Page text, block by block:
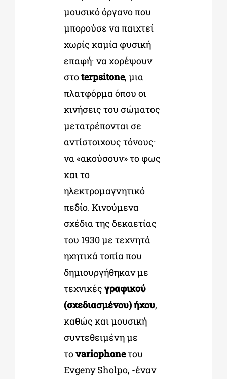
μουσικό όργανο που
μπορούσε να παιχτεί
χωρίς καμία φυσική
επαφή· να χορέψουν
στοterpsitone, μια
πλατφόρμα όπου οι
κινήσεις του σώματος
μετατρέπονται σε
αντίστοιχους τόνους·
να «ακούσουν» το φως
και το
ηλεκτρομαγνητικό
πεδίο. Κινούμενα
σχέδια της δεκαετίας
του 1930 με τεχνητά
ηχητικά τοπία που
δημιουργήθηκαν με
τεχνικές γραφικού
(σχεδιασμένου) ήχου,
καθώς και μουσική
συντεθειμένη με
τοvariophoneτου
Evgeny Sholpo, -έναν